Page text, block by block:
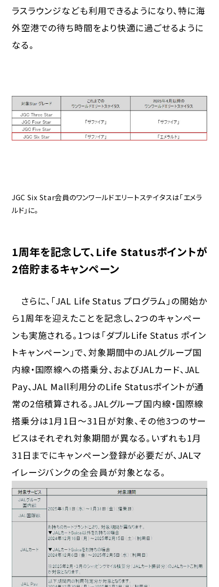
ラスラウンジなども利用できるようになり、特に海
外空港での待ち時間をより快適に過ごせるように
なる。
JGC Six Star会員のワンワールドエリートステイタスは「エメラ
ルド」に。
1周年を記念して、Life Statusポイントが
2倍貯まるキャンペーン
さらに、「JAL Life Status プログラム」の開始か
ら1周年を迎えたことを記念し、2つのキャンペー
ンも実施される。1つは「ダブルLife Status ポイン
トキャンペーン」で、対象期間中のJALグループ国
内線・国際線への搭乗分、およびJALカード、JAL
Pay、JAL Mall利用分のLife Statusポイントが通
常の2倍積算される。JALグループ国内線・国際線
搭乗分は1月1日〜31日が対象、その他3つのサー
ビスはそれぞれ対象期間が異なる。いずれも1月
31日までにキャンペーン登録が必要だが、JALマ
イレージバンクの全会員が対象となる。